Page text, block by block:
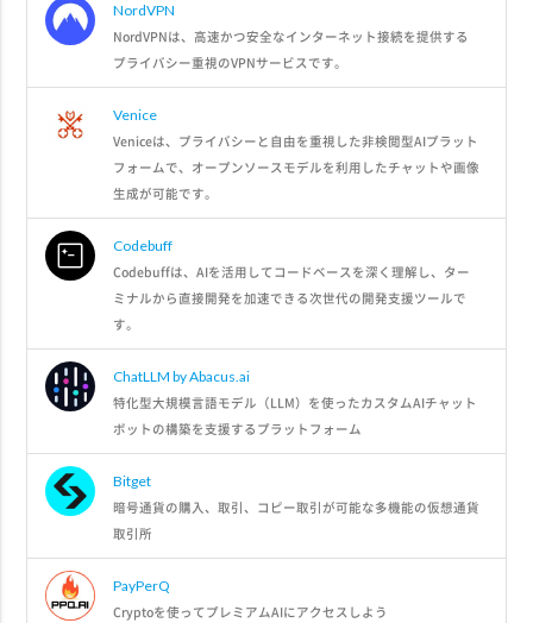
NordVPN
NordVPNは、高速かつ安全なインターネット接続を提供する
プライバシー重視のVPNサービスです。
Venice
Veniceは、プライバシーと自由を重視した非検閲型AIプラット
フォームで、オープンソースモデルを利用したチャットや画像
生成が可能です。
Codebuff
Codebuffは、AIを活用してコードベースを深く理解し、ター
ミナルから直接開発を加速できる次世代の開発支援ツールで
す。
ChatLLM by Abacus.ai
特化型大規模言語モデル（LLM）を使ったカスタムAIチャット
ボットの構築を支援するプラットフォーム
Bitget
暗号通貨の購入、取引、コピー取引が可能な多機能の仮想通貨
取引所
PayPerQ
Cryptoを使ってプレミアムAIにアクセスしよう